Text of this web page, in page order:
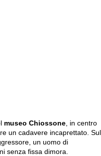
museo Chiossone, in centro
un cadavere incaprettato. Sul
un uomo di
senza fissa dimora.